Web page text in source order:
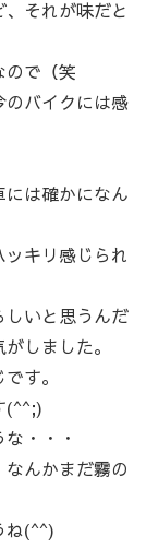
それが味だと
ので（笑
のバイクには感
は確かになん
キリ感じられ
しいと思うんだ
しました。
す。
(^^;)
な・・・
んかまだ霧の
ね(^^)